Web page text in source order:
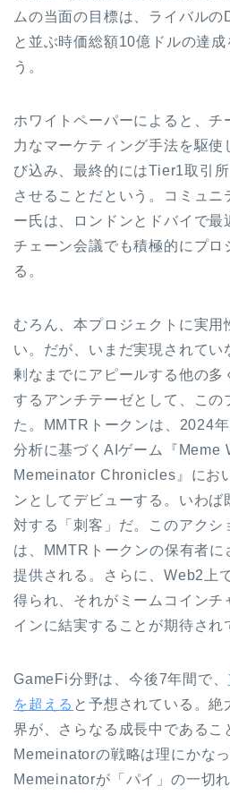
ムの当面の目標は、ライバル
と並ぶ時価総額10億ドルの達
う。
ホワイトペーパーによると、チ
力なマーケティング手法を駆使
び込み、最終的にはTier1取引
させることだという。コミュニ
ー氏は、ロンドンとドバイで最
チェーン会議でも積極的にプロ
る。
むろん、本プロジェクトに実用
い。だが、いまだ実現されてい
剰なまでにアピールする他の多
するアンチテーゼとして、この
た。MMTRトークンは、2024
分析に基づくAIゲーム『
Memeinator Chronicles』にお
ンとしてデビューする。いわば
対する「刺客」だ。このアクシ
は、MMTRトークンの保有者
提供される。さらに、Web2上
得られ、それがミームコインチ
インに結実することが期待され
GameFi分野は、今後7年間で、
を超える と予想されている。
界が、さらなる成長中であるこ
Memeinatorの戦略は理にかな
Memeinatorが「パイ」の一切